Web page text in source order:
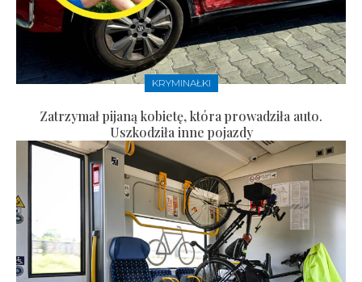
KRYMINAŁKI
Zatrzymał pijaną kobietę, która prowadziła auto.
Uszkodziła inne pojazdy